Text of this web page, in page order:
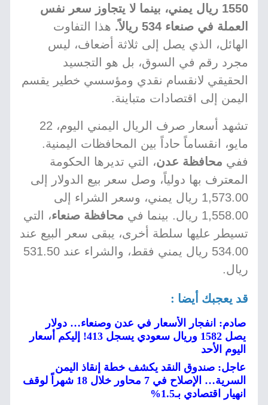
1550 ريال يمني، بينما لا يتجاوز سعر نفس
العملة في صنعاء 534 ريالاً.
هذا التفاوت
الهائل، الذي يصل إلى ثلاثة أضعاف، ليس
مجرد رقم في السوق، بل هو التجسيد
الحقيقي لانقسام نقدي ومؤسسي خطير يقسم
اليمن إلى اقتصادات متباينة.
تشهد أسعار صرف الريال اليمني اليوم، 22
مايو، انقساماً حاداً بين المحافظات اليمنية.
ففي محافظة عدن، التي تديرها الحكومة
المعترف بها دولياً، وصل سعر بيع الدولار إلى
1,573.00 ريال يمني، وسعر الشراء إلى
1,558.00 ريال. بينما في
محافظة صنعاء، التي
تسيطر عليها سلطة أخرى، يبقى سعر البيع عند
534.00 ريال يمني فقط، والشراء عند 531.50
ريال.
قد يعجبك أيضا :
صادم: انفجار الأسعار في عدن وصنعاء… دولار
يصل 1582 وريال سعودي يسجل 413! إليكم أسعار
اليوم الأحد
عاجل: صندوق النقد يكشف خطة إنقاذ اليمن
السرية… الإصلاح في 7 محاور خلال 18 شهراً لوقف
انهيار اقتصادي بـ1.5%